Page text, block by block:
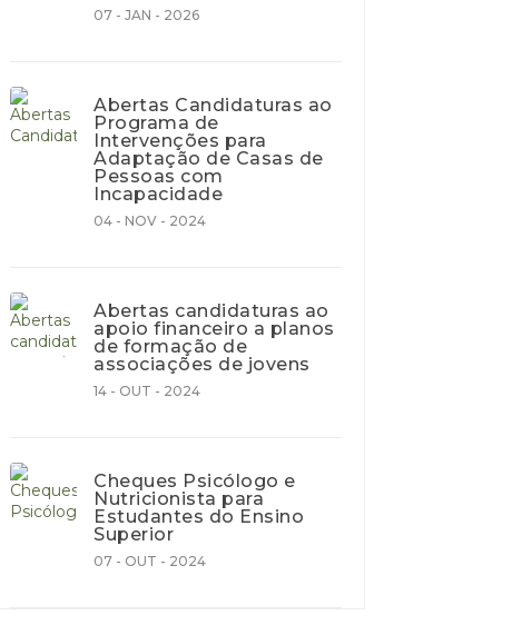
07 - JAN - 2026
Abertas Candidaturas ao
Programa de
Intervenções para
Adaptação de Casas de
Pessoas com
Incapacidade
04 - NOV - 2024
Abertas candidaturas ao
apoio financeiro a planos
de formação de
associações de jovens
14 - OUT - 2024
Cheques Psicólogo e
Nutricionista para
Estudantes do Ensino
Superior
07 - OUT - 2024